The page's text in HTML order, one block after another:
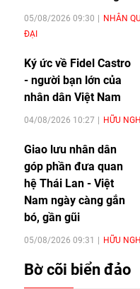
05/08/2026 09:30
NHÂN
ĐẠI
Ký ức về Fidel Castro
- người bạn lớn của
nhân dân Việt Nam
04/08/2026 10:27 HỮU NGHỊ
Giao lưu nhân dân
góp phần đưa quan
hệ Thái Lan - Việt
Nam ngày càng gắn
bó, gần gũi
05/08/2026 09:31 HỮU NGHỊ
Bờ cõi biển đảo